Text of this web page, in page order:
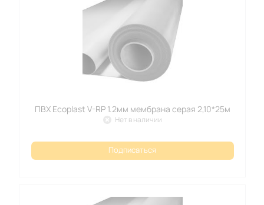
ПВХ Ecoplast V-RP 1.2мм мембрана серая 2,10*25м
Нет в наличии
Подписаться